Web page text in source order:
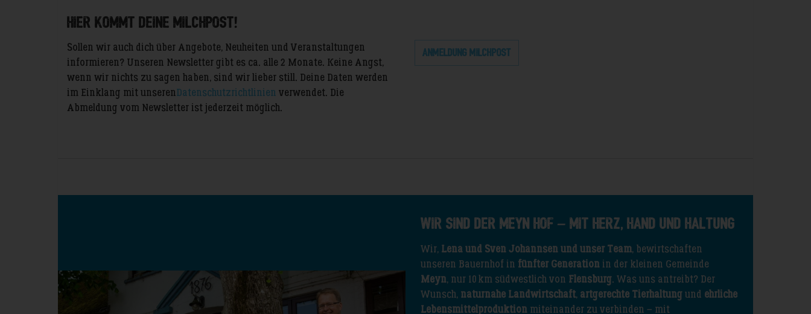
Hier kommt deine Milchpost!
Sollen wir auch dich über Angebote, Neuheiten und Veranstaltungen
informieren? Unseren Newsletter gibt es ca. alle 2 Monate. Keine Angst,
wenn wir nichts zu sagen haben, sind wir lieber still. Deine Daten werden
im Einklang mit unserenDatenschutzrichtlinien verwendet. Die
Abmeldung vom Newsletter ist jederzeit möglich.
Anmeldung Milchpost
Wir sind der Meyn Hof – mit Herz, Hand und Haltung
Wir, Lena und Sven Johannsen und unser Team, bewirtschaften
unseren Bauernhof in fünfter Generation in der kleinen Gemeinde
Meyn, nur 10 km südwestlich von Flensburg. Was uns antreibt? Der
Wunsch, naturnahe Landwirtschaft, artgerechte Tierhaltungund ehrliche
Lebensmittelproduktion miteinander zu verbinden – mit